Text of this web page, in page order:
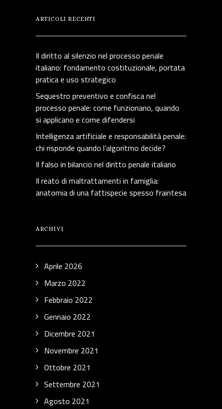
ARTICOLI RECENTI
Il diritto al silenzio nel processo penale
italiano: fondamento costituzionale, portata
pratica e uso strategico
Sequestro preventivo e confisca nel
processo penale: come funzionano, quando
si applicano e come difendersi
Intelligenza artificiale e responsabilità penale:
chi risponde quando l’algoritmo decide?
Il falso in bilancio nel diritto penale italiano
Il reato di maltrattamenti in famiglia:
anatomia di una fattispecie spesso fraintesa
ARCHIVI
Aprile 2026
Marzo 2022
Febbraio 2022
Gennaio 2022
Dicembre 2021
Novembre 2021
Ottobre 2021
Settembre 2021
Agosto 2021